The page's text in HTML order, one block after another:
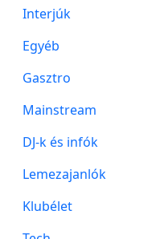
Interjúk
Egyéb
Gasztro
Mainstream
DJ-k és infók
Lemezajanlók
Klubélet